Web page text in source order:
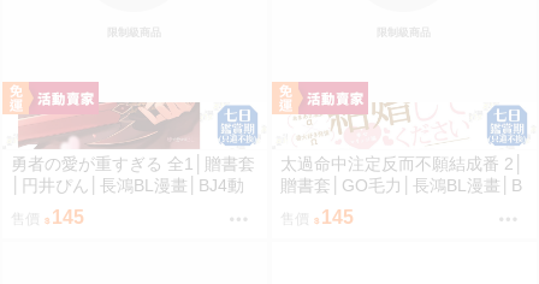
限制級商品
勇者の愛が重すぎる 全1│贈書套
│円井ぴん│長鴻BL漫畫│BJ4動
售價 145
限制級商品
太過命中注定反而不願結成番 2│
贈書套│GO毛力│長鴻BL漫畫│B
J4動漫
售價 145